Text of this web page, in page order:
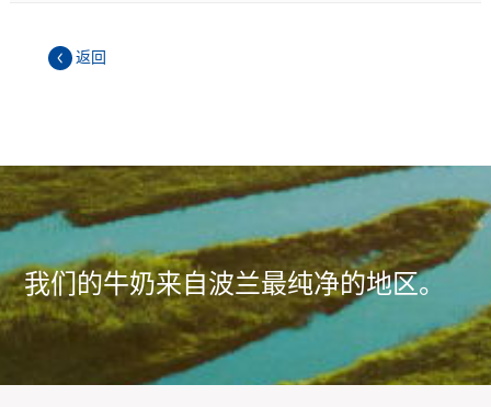
返回
我们的牛奶来自波兰最纯净的地区。